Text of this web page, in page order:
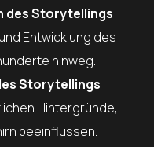
des Storytellings
Entwicklung des
hinweg.
Storytellings
Hintergründe,
beeinflussen.